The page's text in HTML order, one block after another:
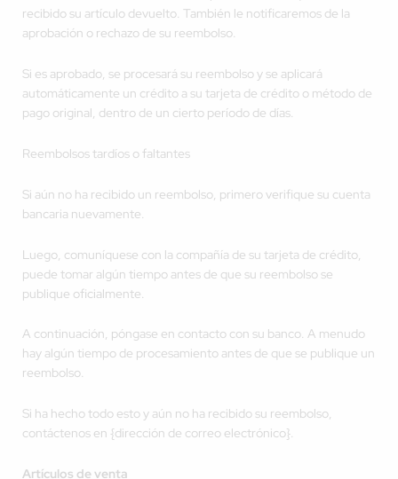
recibido su artículo devuelto. También le notificaremos de la
aprobación o rechazo de su reembolso.
Si es aprobado, se procesará su reembolso y se aplicará
automáticamente un crédito a su tarjeta de crédito o método de
pago original, dentro de un cierto período de días.
Reembolsos tardíos o faltantes
Si aún no ha recibido un reembolso, primero verifique su cuenta
bancaria nuevamente.
Luego, comuníquese con la compañía de su tarjeta de crédito,
puede tomar algún tiempo antes de que su reembolso se
publique oficialmente.
A continuación, póngase en contacto con su banco. A menudo
hay algún tiempo de procesamiento antes de que se publique un
reembolso.
Si ha hecho todo esto y aún no ha recibido su reembolso,
contáctenos en {dirección de correo electrónico}.
Artículos de venta